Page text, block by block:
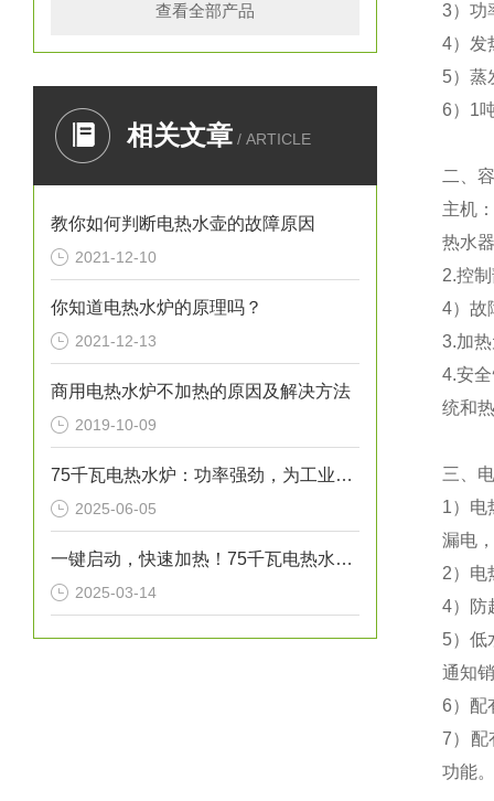
查看全部产品
相关文章 / ARTICLE
教你如何判断电热水壶的故障原因
2021-12-10
你知道电热水炉的原理吗？
2021-12-13
商用电热水炉不加热的原因及解决方法
2019-10-09
75千瓦电热水炉：功率强劲，为工业生产提供稳定热水源！
2025-06-05
一键启动，快速加热！75千瓦电热水炉打造高效热水解决方案！
2025-03-14
3）功
4）发
5）蒸
6）1
二、
主机
热水
2.控
4）故
3.加
4.安
统和
三、
1）电
漏电
2）电
4）防
5）低
通知
6）配
7）配
功能。